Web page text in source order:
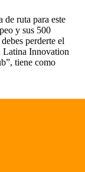
de ruta para este
y sus 500
perderte el
Latina Innovation
tiene como